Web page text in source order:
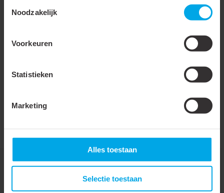
Noodzakelijk
Voorkeuren
Statistieken
Marketing
Alles toestaan
Selectie toestaan
aansluit bij de moderne bouwstijl van veel bedrijfs- en
levering biedt Klemko een oplossing die zowel installateurs als